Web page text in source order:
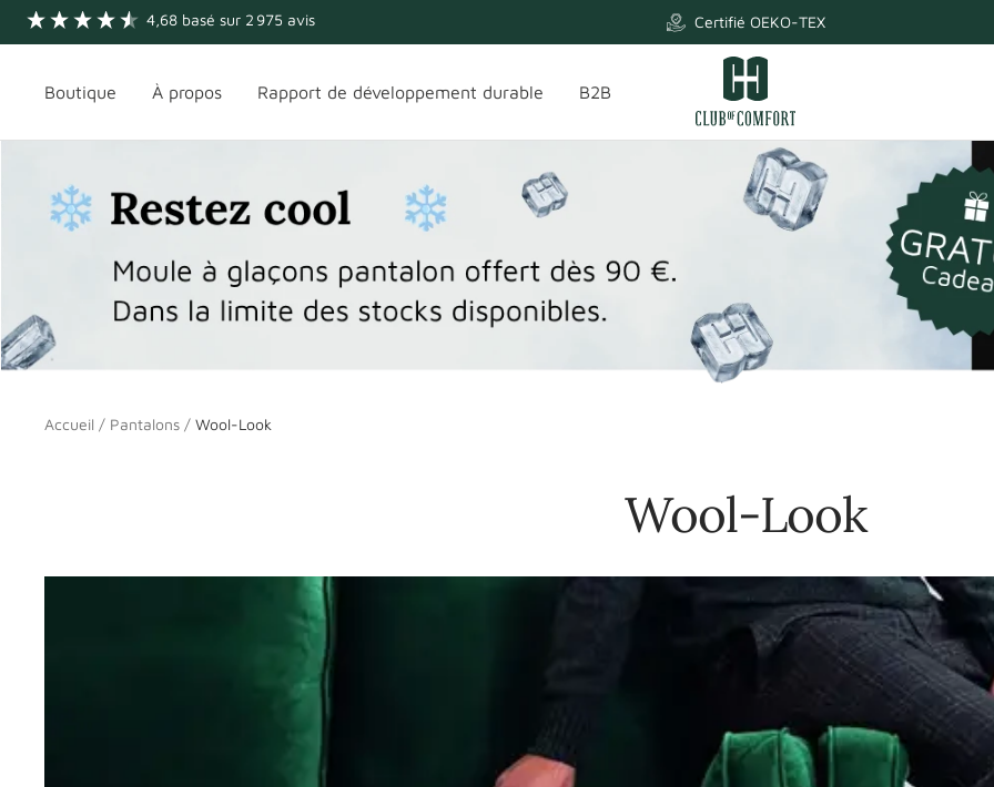
Passer
au
4,68 basé sur 2 975 avis Certifié OEKO-TEX
Boutique À propos Rapport de développement durable B2B
Comfort
Accueil Pantalons Wool-Look
Wool-Look